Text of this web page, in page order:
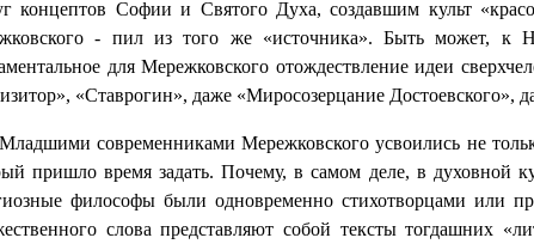
концептов Софии и Святого Духа, создавшим культ
- пил из того же «источника». Быть может, к
для Мережковского отождествление идеи
«Ставрогин», даже «Миросозерцание Достоевского»,
Младшими современниками Мережковского усвоились не
пришло время задать. Почему, в самом деле, в духовной
философы были одновременно стихотворцами или
слова представляют собой тексты тогдашних